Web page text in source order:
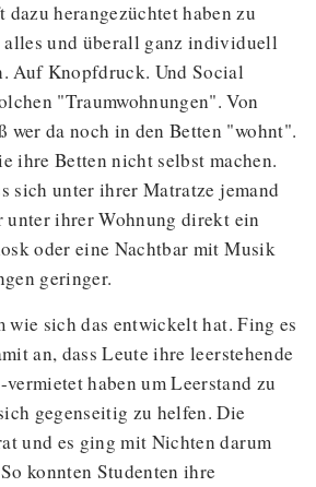
dazu herangezüchtet haben zu
alles und überall ganz individuell
Auf Knopfdruck. Und Social
"Traumwohnungen". Von
wer da noch in den Betten "wohnt".
ihre Betten nicht selbst machen.
sich unter ihrer Matratze jemand
unter ihrer Wohnung direkt ein
oder eine Nachtbar mit Musik
geringer.
wie sich das entwickelt hat. Fing es
an, dass Leute ihre leerstehende
haben um Leerstand zu
gegenseitig zu helfen. Die
und es ging mit Nichten darum
konnten Studenten ihre